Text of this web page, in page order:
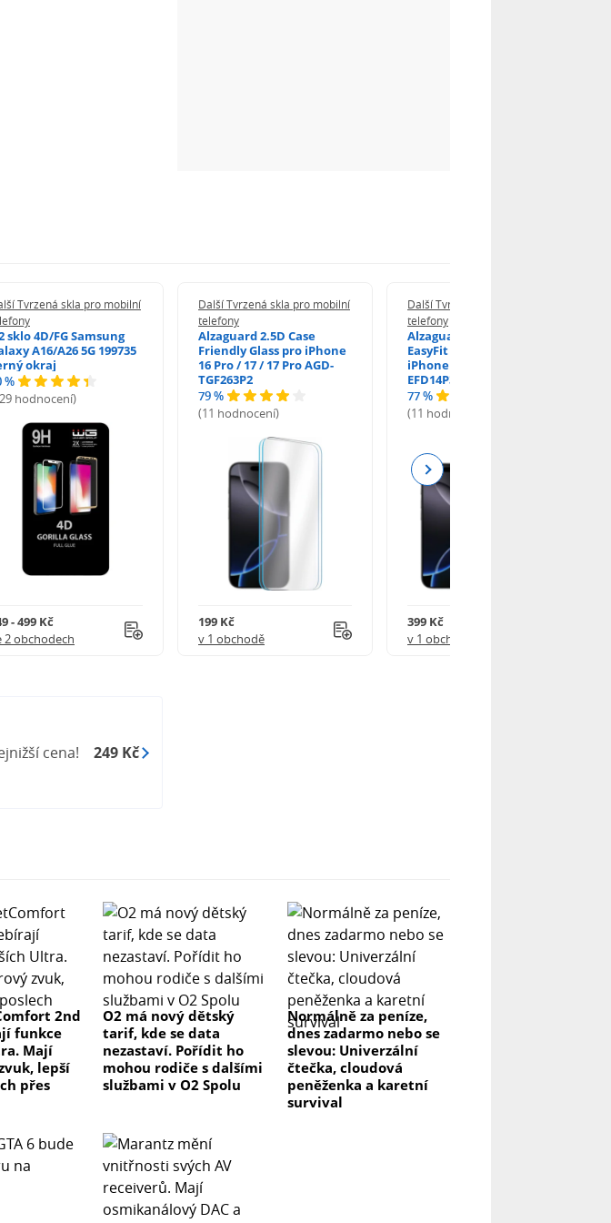
Tvrzená skla pro mobilní
sklo 4D/FG Samsung
A16/A26 5G 199735
okraj
%
hodnocení)
- 499 Kč
2 obchodech
Další Tvrzená skla pro mobilní
telefony
Alzaguard 2.5D Case
Friendly Glass pro iPhone
16 Pro / 17 / 17 Pro AGD-
TGF263P2
79 %
(11 hodnocení)
199 Kč
v 1 obchodě
Další Tvrzená skla pro mobilní
telefony
Alzaguard 2.5D Glass
EasyFit DustFree pro
iPhone 16 Pro / 17 AGD-
EFD14P3
77 %
(11 hodnocení)
399 Kč
v 1 obchodě
Next
cena! 249 Kč
2nd
funkce
Mají
lepší
přes
O2 má nový dětský
tarif, kde se data
nezastaví. Pořídit ho
mohou rodiče s dalšími
službami v O2 Spolu
Normálně za peníze,
dnes zadarmo nebo se
slevou: Univerzální
čtečka, cloudová
peněženka a karetní
survival